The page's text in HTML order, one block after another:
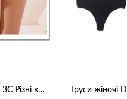
Труси жіночі Be Real 8922 3C Різні кольори